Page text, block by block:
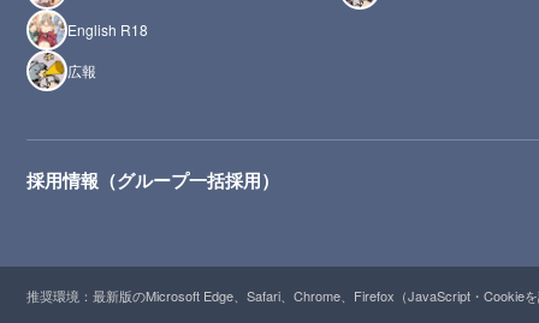
English R18
広報
採用情報（グループ一括採用）
推奨環境：最新版のMicrosoft Edge、Safari、Chrome、Firefox（JavaScript・Cookie